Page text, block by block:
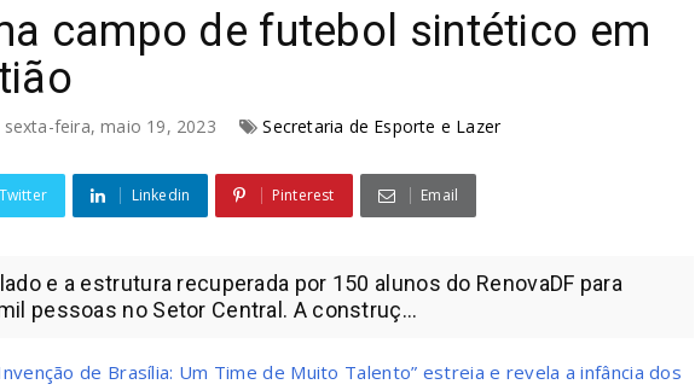
campo de futebol sintético em
sexta-feira, maio 19, 2023 Secretaria de Esporte e Lazer
Twitter Linkedin Pinterest Email
e a estrutura recuperada por 150 alunos do RenovaDF para
pessoas no Setor Central. A construç...
de Brasília: Um Time de Muito Talento” estreia e revela a infância dos